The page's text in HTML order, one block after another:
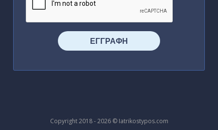
⠀⠀⠀⠀ΕΓΓΡΑΦΗ⠀⠀⠀⠀
Copyright 2018 - 2026 © Iatrikostypos.com